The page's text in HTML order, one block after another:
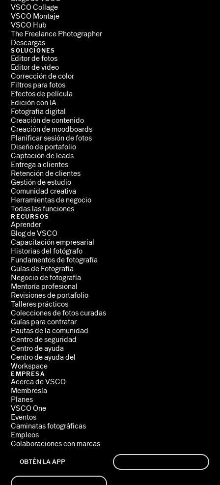
VSCO Collage
VSCO Montaje
VSCO Hub
The Freelance Photographer
Descargas
SOLUCIONES
Editor de fotos
Editor de vídeo
Corrección de color
Filtros para fotos
Efectos de película
Edición con IA
Fotografía digital
Creación de contenido
Creación de moodboards
Planificar sesión de fotos
Diseño de portafolio
Captación de leads
Entrega a clientes
Retención de clientes
Gestión de estudio
Comunidad creativa
Herramientas de negocio
Todas las funciones
RECURSOS
Aprender
Blog de VSCO
Capacitación empresarial
Historias del fotógrafo
Fundamentos de fotografía
Guías de Fotografía
Negocio de fotografía
Mentoría profesional
Revisiones de portafolio
Talleres prácticos
Colecciones de fotos curadas
Guías para contratar
Pautas de la comunidad
Centro de seguridad
Centro de ayuda
Centro de ayuda del
Workspace
EMPRESA
Acerca de VSCO
Membresía
Planes
VSCO One
Eventos
Caminatas fotográficas
Empleos
Colaboraciones con marcas
OBTÉN LA APP